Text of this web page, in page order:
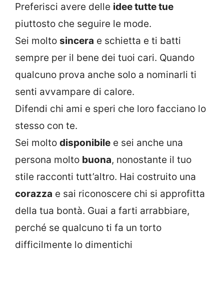
Preferisci avere delle idee tutte tue
piuttosto che seguire le mode.
Sei molto sincera e schietta e ti batti
sempre per il bene dei tuoi cari. Quando
qualcuno prova anche solo a nominarli ti
senti avvampare di calore.
Difendi chi ami e speri che loro facciano lo
stesso con te.
Sei molto disponibile e sei anche una
persona molto buona, nonostante il tuo
stile racconti tutt’altro. Hai costruito una
corazza e sai riconoscere chi si approfitta
della tua bontà. Guai a farti arrabbiare,
perché se qualcuno ti fa un torto
difficilmente lo dimentichi